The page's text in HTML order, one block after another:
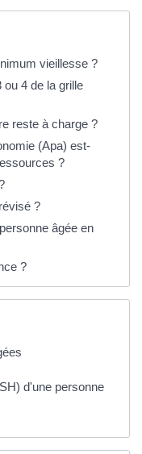
vieillesse ?
4 de la grille
reste à charge ?
(Apa) est-
?
?
âgée en
?
d'une personne